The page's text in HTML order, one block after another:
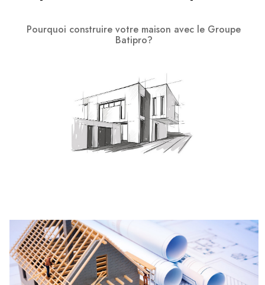
Pourquoi construire votre maison avec le Groupe
Batipro?